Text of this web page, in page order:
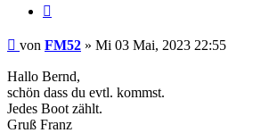
Beitrag
von FM52 » Mi 03 Mai, 2023 22:55
Hallo Bernd,
schön dass du evtl. kommst.
Jedes Boot zählt.
Gruß Franz